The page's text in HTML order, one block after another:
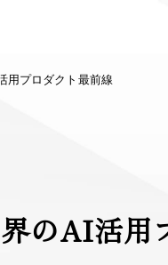
用プロダクト最前線
のAI活用